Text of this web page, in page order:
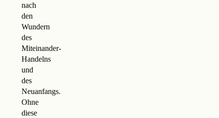
nach
den
Wundern
des
Miteinander-
Handelns
und
des
Neuanfangs.
Ohne
diese